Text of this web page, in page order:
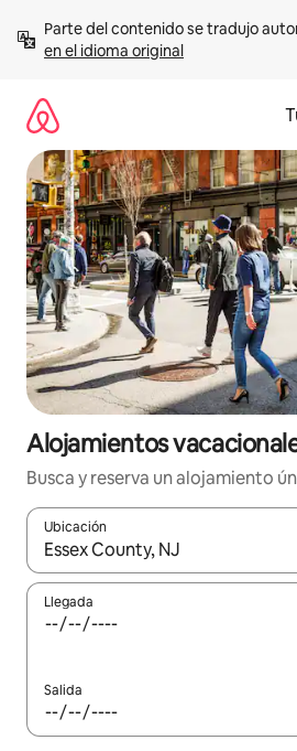
contenido
Parte del contenido se tradujo
en el idioma original
Alojamientos
Busca y reserva un alojamiento
Ubicación
Cuando los resultados estén
Llegada
Salida